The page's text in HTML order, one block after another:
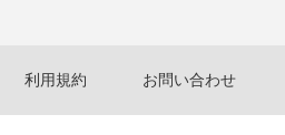
利用規約 お問い合わせ